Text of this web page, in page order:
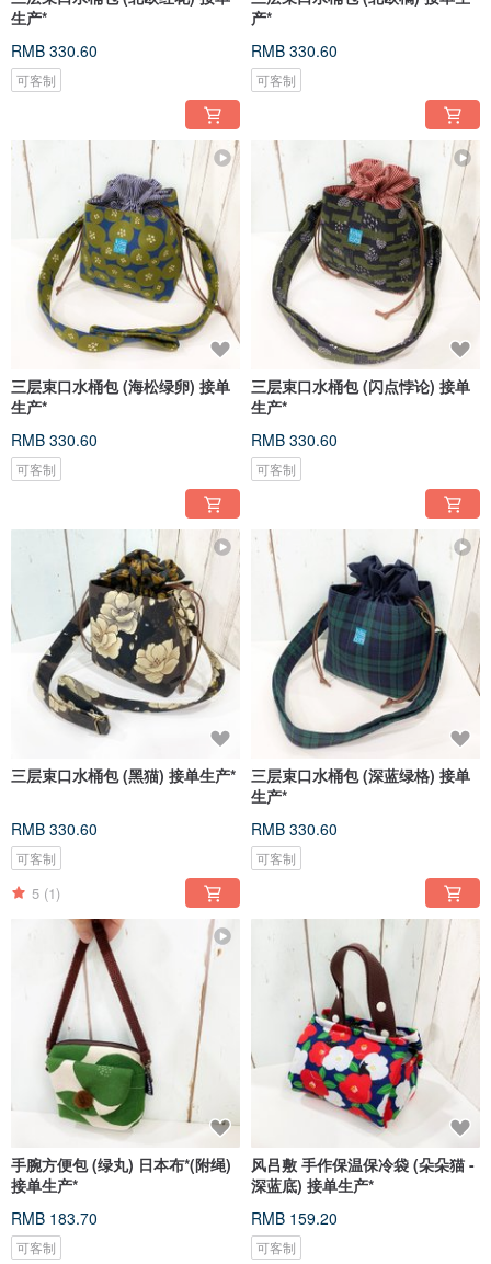
生产*
RMB 330.60
可客制
产*
RMB 330.60
可客制
三层束口水桶包 (海松绿卵) 接单
生产*
RMB 330.60
可客制
三层束口水桶包 (闪点悖论) 接单
生产*
RMB 330.60
可客制
三层束口水桶包 (黑猫) 接单生产*
RMB 330.60
可客制
5 (1)
三层束口水桶包 (深蓝绿格) 接单
生产*
RMB 330.60
可客制
手腕方便包 (绿丸) 日本布*(附绳)
接单生产*
RMB 183.70
可客制
风吕敷 手作保温保冷袋 (朵朵猫 -
深蓝底) 接单生产*
RMB 159.20
可客制